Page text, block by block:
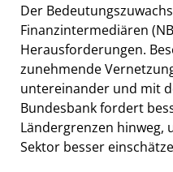
Der
Finanzintermediären
Herausforderungen.
zunehmende
untereinander und mit
Bundesbank fordert
Ländergrenzen hinweg,
Sektor besser